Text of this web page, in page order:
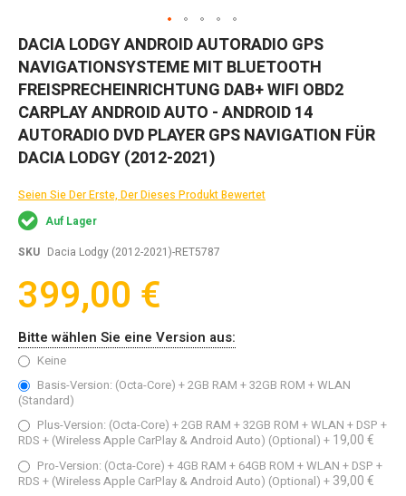
Zum
der
Bildgalerie
springen
DACIA LODGY ANDROID AUTORADIO GPS
NAVIGATIONSYSTEME MIT BLUETOOTH
FREISPRECHEINRICHTUNG DAB+ WIFI OBD2
CARPLAY ANDROID AUTO - ANDROID 14
AUTORADIO DVD PLAYER GPS NAVIGATION FÜR
DACIA LODGY (2012-2021)
Seien Sie Der Erste, Der Dieses Produkt Bewertet
Auf Lager
SKU Dacia Lodgy (2012-2021)-RET5787
399,00 €
Bitte wählen Sie eine Version aus:
Keine
Basis-Version: (Octa-Core) + 2GB RAM + 32GB ROM + WLAN
(Standard)
Plus-Version: (Octa-Core) + 2GB RAM + 32GB ROM + WLAN + DSP +
RDS + (Wireless Apple CarPlay & Android Auto) (Optional) + 19,00 €
Pro-Version: (Octa-Core) + 4GB RAM + 64GB ROM + WLAN + DSP +
RDS + (Wireless Apple CarPlay & Android Auto) (Optional) + 39,00 €